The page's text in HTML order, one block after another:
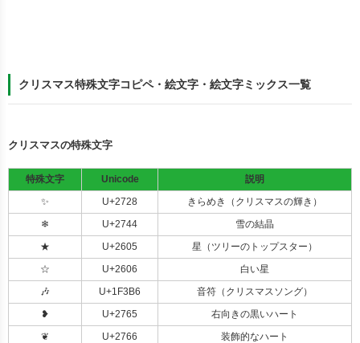
クリスマス特殊文字コピペ・絵文字・絵文字ミックス一覧
クリスマスの特殊文字
特殊文字 Unicode
説明
✨
U+2728
きらめき（クリスマスの輝き）
❄
U+2744
雪の結晶
★
U+2605
星（ツリーのトップスター）
☆
U+2606
白い星
🎶
U+1F3B6
音符（クリスマスソング）
❥
U+2765
右向きの黒いハート
❦
U+2766
装飾的なハート